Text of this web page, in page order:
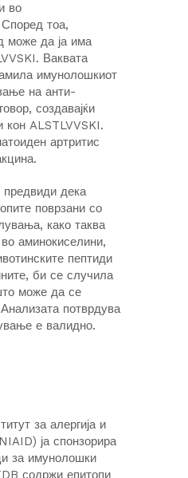
во
тоа,
може да ја има
Ваквата
имунолошкиот
на анти-
создавајќи
кон ALSTLVVSKI.
артритис
дека
поврзани со
како таква
аминокиселини,
пептиди
би се случила
може да се
потврдува
е валидно.
за алергија и
ја спонзорира
за имунолошки
содржи епитопи